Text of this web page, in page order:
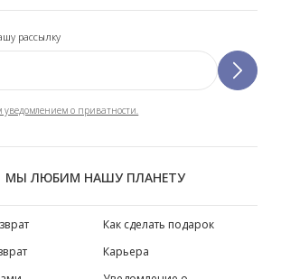
рассылку
о приватности.
МЫ ЛЮБИМ НАШУ ПЛАНЕТУ
Как сделать подарок
Карьера